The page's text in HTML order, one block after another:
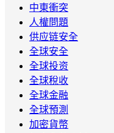
中東衝突
人權問題
供应链安全
全球安全
全球投资
全球稅收
全球金融
全球預測
加密貨幣